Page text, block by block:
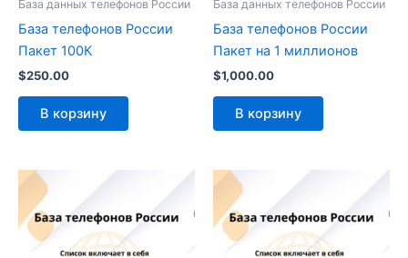
База данных телефонов России
База телефонов России
Пакет 100К
$250.00
В корзину
База данных телефонов России
База телефонов России
Пакет на 1 миллионов
$1,000.00
В корзину